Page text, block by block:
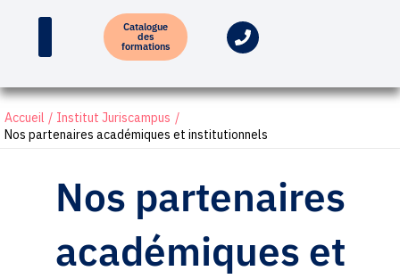
Catalogue
des
formations
Accueil
Institut Juriscampus
Nos partenaires académiques et institutionnels
Nos partenaires
académiques et